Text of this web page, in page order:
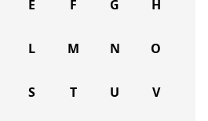
E F G H
L M N O
S T U V